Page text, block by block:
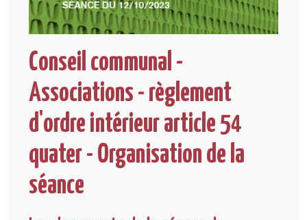
Conseil communal -
Associations - règlement
d'ordre intérieur article 54
quater - Organisation de la
séance